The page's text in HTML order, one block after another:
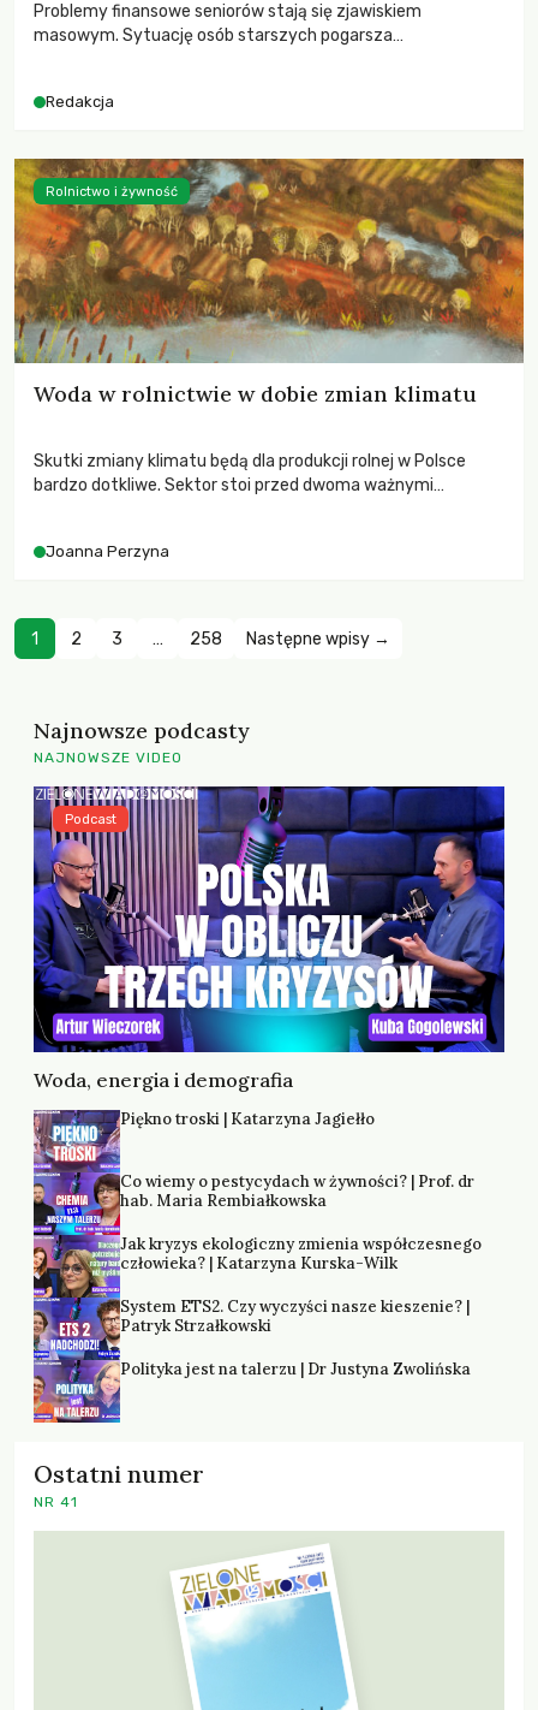
Problemy finansowe seniorów stają się zjawiskiem
masowym. Sytuację osób starszych pogarsza
Redakcja
Woda w rolnictwie w dobie zmian klimatu
Skutki zmiany klimatu będą dla produkcji rolnej w Polsce
bardzo dotkliwe. Sektor stoi przed dwoma ważnymi
zachodzących zmian klimatycznych. Wymagać to będzie
Joanna Perzyna
Rolnictwo i żywność
1 2 3 … 258 Następne wpisy →
Najnowsze podcasty
NAJNOWSZE VIDEO
Woda, energia i demografia
Podcast
Piękno troski | Katarzyna Jagiełło
Co wiemy o pestycydach w żywności? | Prof. dr
hab. Maria Rembiałkowska
Jak kryzys ekologiczny zmienia współczesnego
człowieka? | Katarzyna Kurska-Wilk
System ETS2. Czy wyczyści nasze kieszenie? |
Patryk Strzałkowski
Polityka jest na talerzu | Dr Justyna Zwolińska
Ostatni numer
NR 41